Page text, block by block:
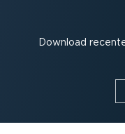
Download